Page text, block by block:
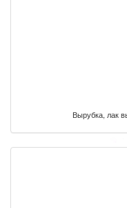
Вырубка, лак